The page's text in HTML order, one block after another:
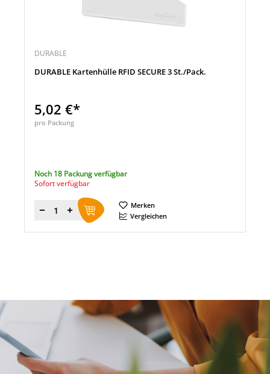
DURABLE
DURABLE Kartenhülle RFID SECURE 3 St./Pack.
5,02 €*
pro Packung
Noch 18 Packung verfügbar
Sofort verfügbar
Menge
Merken
Vergleichen